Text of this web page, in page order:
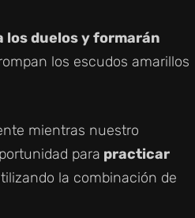
duelos y formarán
los escudos amarillos
mientras nuestro
para practicar
la combinación de